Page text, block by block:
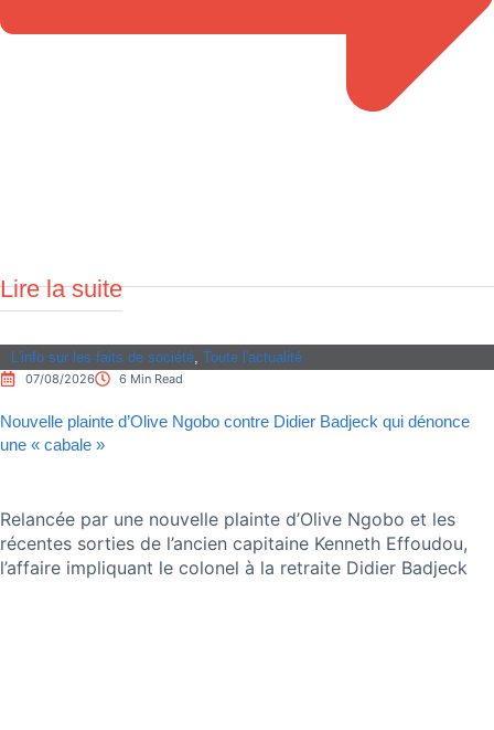
Lire la suite
L'info sur les faits de société Toute l'actualité
07/08/2026 6 Min Read
Nouvelle plainte d’Olive Ngobo contre Didier Badjeck qui dénonce
une « cabale »
Relancée par une nouvelle plainte d’Olive Ngobo et les
récentes sorties de l’ancien capitaine Kenneth Effoudou,
l’affaire impliquant le colonel à la retraite Didier Badjeck